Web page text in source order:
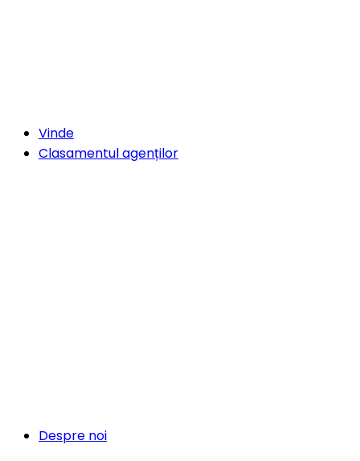
Vinde
Clasamentul agenților
Despre noi